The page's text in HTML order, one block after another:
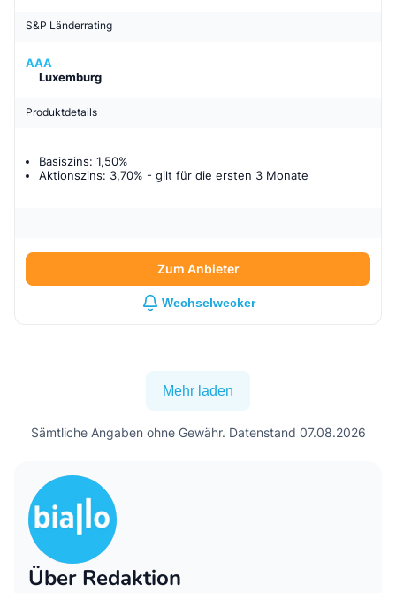
S&P Länderrating
AAA
Luxemburg
Produktdetails
Basiszins: 1,50%
Aktionszins: 3,70% - gilt für die ersten 3 Monate
Zum Anbieter
Wechselwecker
Mehr laden
Sämtliche Angaben ohne Gewähr. Datenstand 07.08.2026
Über Redaktion